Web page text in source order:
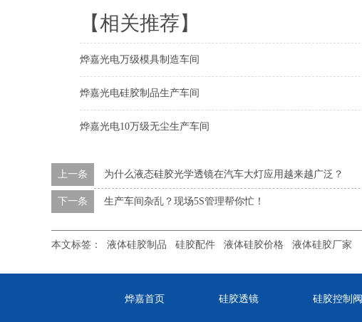
【相关推荐】
烨嘉光电万级模具制造车间
烨嘉光电硅胶制品生产车间
烨嘉光电10万级无尘生产车间
上一条 为什么液态硅胶光学透镜在汽车大灯应用越来越广泛？
下一条 生产车间杂乱？现场5S管理帮你忙！
本文标签： 液体硅胶制品 硅胶配件 液体硅胶价格 液体硅胶厂家
烨嘉首页 硅胶透镜 硅胶控制阀